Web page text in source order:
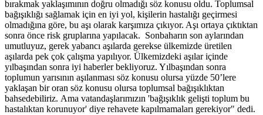
bırakmak yaklaşımının doğru olmadığı söz konusu oldu. Toplumsal
bağışıklığı sağlamak için en iyi yol, kişilerin hastalığı geçirmesi
olmadığına göre, bu aşı olarak karşımıza çıkıyor. Aşı ortaya çıktıktan
sonra önce risk gruplarına yapılacak. Sonbaharın son aylarından
umutluyuz, gerek yabancı aşılarda gerekse ülkemizde üretilen
aşılarda pek çok çalışma yapılıyor. Ülkemizdeki aşılar içinde
yılbaşından sonra iyi haberler bekliyoruz. Yılbaşından sonra
toplumun yarısının aşılanması söz konusu olursa yüzde 50’lere
yaklaşan bir oran söz konusu olursa toplumsal bağışıklıktan
bahsedebiliriz. Ama vatandaşlarımızın 'bağışıklık gelişti toplum bu
hastalıktan korunuyor' diye rehavete kapılmamaları gerekiyor" dedi.